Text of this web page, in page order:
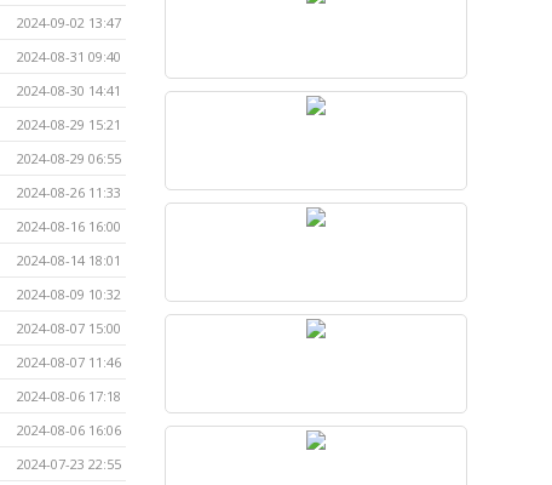
2024-09-02 13:47
2024-08-31 09:40
2024-08-30 14:41
2024-08-29 15:21
2024-08-29 06:55
2024-08-26 11:33
2024-08-16 16:00
2024-08-14 18:01
2024-08-09 10:32
2024-08-07 15:00
2024-08-07 11:46
2024-08-06 17:18
2024-08-06 16:06
2024-07-23 22:55